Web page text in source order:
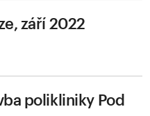
září 2022
polikliniky Pod